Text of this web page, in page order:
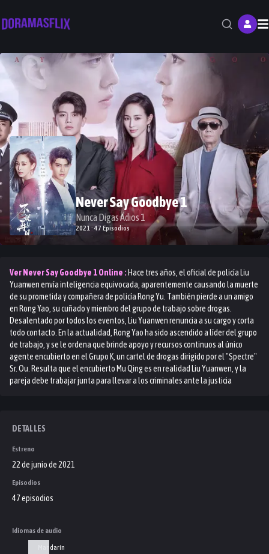
Never Say Goodbye 1
Nunca Digas Adios 1
2021 · 47 Episodios
VerNever Say Goodbye 1Online : Hace tres años, el oficial de policía Liu
Yuanwen envía inteligencia equivocada, aparentemente causando la muerte
de su prometida y compañera de policía Rong Yu. También pierde a un amigo
en Rong Yao, su cuñado y miembro del grupo de trabajo sobre drogas.
Desalentado por todos los eventos, Liu Yuanwen renuncia a su cargo y corta
todo contacto. En la actualidad, Rong Yao ha sido ascendido a líder del grupo
de trabajo, y se le ordena que brinde apoyo y recursos continuos al único
agente encubierto en el Grupo K, un cartel de drogas dirigido por el "Spectre"
Sr. Ou. Resulta que el encubierto Mu Qing es en realidad Liu Yuanwen, y la
pareja debe trabajar junta para llevar a los criminales ante la justicia
DETALLES
Estreno
22 de junio de 2021
Episodios
47 episodios
Idiomas de audio
Mandarín